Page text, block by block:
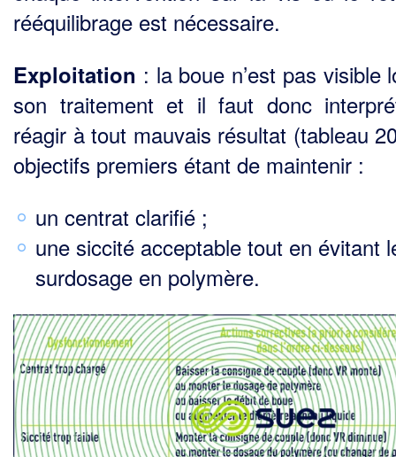
rééquilibrage est nécessaire.
Exploitation : la boue n’est pas visible
son traitement et il faut donc
réagir à tout mau­vais résultat (tableau
objectifs premiers étant de maintenir :
un centrat clarifié ;
une siccité acceptable tout en évitant
surdosage en polymère.